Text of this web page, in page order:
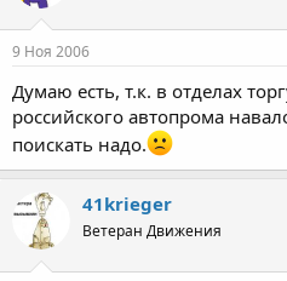
9 Ноя 2006
Думаю есть, т.к. в отделах
российского автопрома
поискать надо.
41krieger
Ветеран Движения